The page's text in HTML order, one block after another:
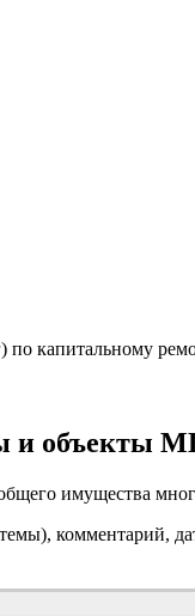
по капитальному
и объекты
имущества
комментарий,